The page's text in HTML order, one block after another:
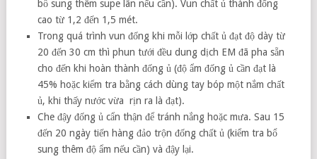
bổ sung thêm supe lân nếu cần). Vun chất ủ thành đống
cao từ 1,2 đến 1,5 mét.
Trong quá trình vun đống khi mỗi lớp chất ủ đạt độ dày từ
20 đến 30 cm thì phun tưới đều dung dịch EM đã pha sẵn
cho đến khi hoàn thành đống ủ (độ ẩm đống ủ cần đạt là
45% hoặc kiểm tra bằng cách dùng tay bóp một nắm chất
ủ, khi thấy nước vừa rịn ra là đạt).
Che đậy đống ủ cẩn thận để tránh nắng hoặc mưa. Sau 15
đến 20 ngày tiến hàng đảo trộn đống chất ủ (kiểm tra bổ
sung thêm độ ẩm nếu cần) và đậy lại.